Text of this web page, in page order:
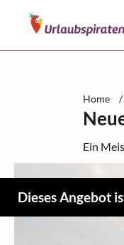
Home /
Ein
Dieses Angebot